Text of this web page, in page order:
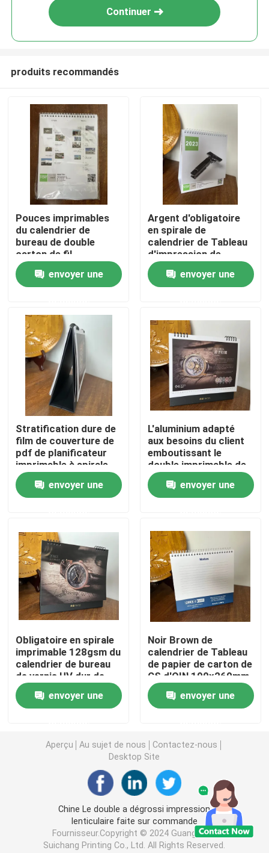
Accueil
A propos de nous
Produits
Vidéos
Impression de livre de coloration
Impression de livre d'images
Impression de carnet de livre à couverture dure
Sacs de transporteur de papier imprimés
Services d'impression de manuel
Boîtes imprimées polychromes
Dictionnaire anglais imprimable
Calendrier de bureau imprimable
Boîte claire de boursouflure
Autocollant auto-adhésif
Continuer
produits recommandés
Pouces imprimables
du calendrier de
bureau de double
carton de fil
7.48x10.23
envoyer une
Argent d'obligatoire
en spirale de
calendrier de Tableau
d'impression de
carton de cadre de
photo envoyer une
Stratification dure de
film de couverture de
pdf de planificateur
imprimable à spirale
de haute résolution de
bureau envoyer une
L'aluminium adapté
aux besoins du client
emboutissant le
double imprimable de
calendrier de bureau a
dégrossi 250g
envoyer une
Obligatoire en spirale
imprimable 128gsm du
calendrier de bureau
de vernis UV dur de
couverture CMYK
envoyer une
Noir Brown de
calendrier de Tableau
de papier de carton de
CS d'OIN 190x260mm
envoyer une
Aperçu Au sujet de nous
Contactez-nous
Desktop Site
Chine Le double a dégrossi impression
lenticulaire faite sur commande
Fournisseur.Copyright © 2024 Guangzhou
Suichang Printing Co., Ltd. All Rights Reserved.